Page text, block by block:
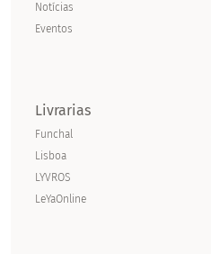
Notícias
Eventos
Livrarias
Funchal
Lisboa
LYVROS
LeYaOnline